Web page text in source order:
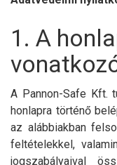
1. A
A Pannon-Safe Kft.
honlapra történő
az alábbiakban
feltételekkel,
jogszabályaival